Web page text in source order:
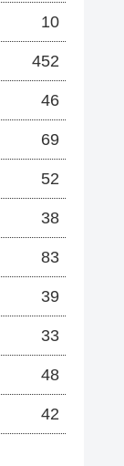
10
452
46
69
52
38
83
39
33
48
42